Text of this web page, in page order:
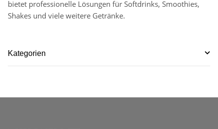
bietet professionelle Lösungen für Softdrinks, Smoothies,
Shakes und viele weitere Getränke.
Kategorien